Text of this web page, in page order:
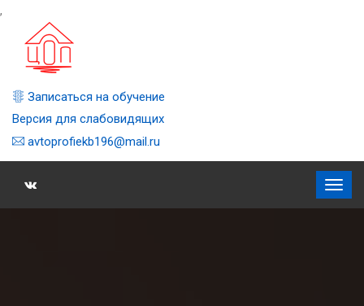
,
Записаться на обучение
Версия для слабовидящих
avtoprofiekb196@mail.ru